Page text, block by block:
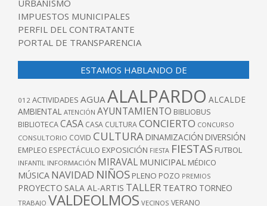
URBANISMO
IMPUESTOS MUNICIPALES
PERFIL DEL CONTRATANTE
PORTAL DE TRANSPARENCIA
ESTAMOS HABLANDO DE
012 ACTIVIDADES AGUA ALALPARDO ALCALDE
AMBIENTAL ATENCIÓN AYUNTAMIENTO BIBLIOBUS
BIBLIOTECACASA CASA CULTURACONCIERTO CONCURSO
CONSULTORIO COVID CULTURA DINAMIZACIÓN DIVERSIÓN
EMPLEO ESPECTÁCULO EXPOSICIÓN FIESTA FIESTAS FUTBOL
INFANTIL INFORMACIÓN MIRAVAL MUNICIPAL MÉDICO
MÚSICA NAVIDAD NIÑOS PLENO POZO PREMIOS
PROYECTO SALA AL-ARTIS TALLER TEATRO TORNEO
TRABAJO VALDEOLMOS VECINOS VERANO